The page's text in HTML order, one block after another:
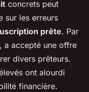
concrets peut
sur les erreurs
prête. Par
a accepté une offre
divers prêteurs.
ont alourdi
financière.